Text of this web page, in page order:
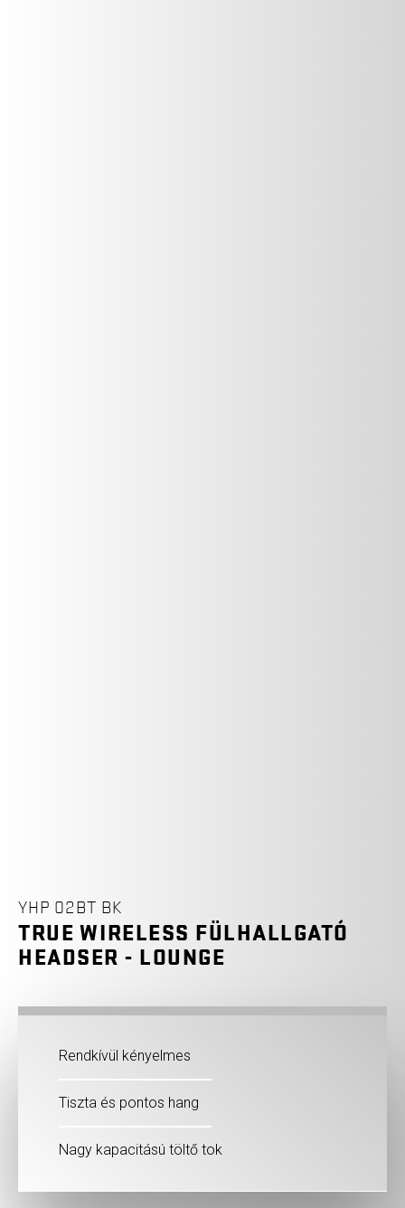
YHP 02BT BK
TRUE WIRELESS FÜLHALLGATÓ
HEADSER - LOUNGE
Rendkívül kényelmes
Tiszta és pontos hang
Nagy kapacitású töltő tok